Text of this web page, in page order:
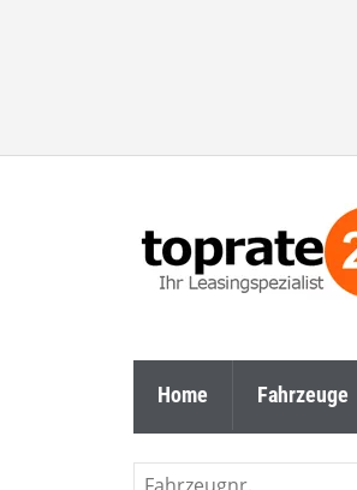
Home Fahrzeuge
Fahrzeugnr.